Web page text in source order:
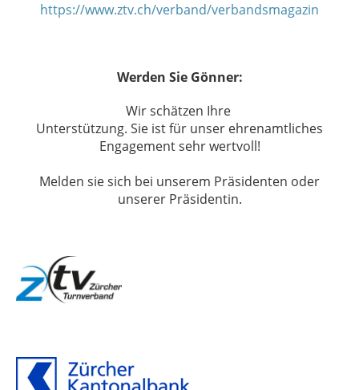
https://www.ztv.ch/verband/verbandsmagazin
Werden Sie Gönner:
Wir schätzen Ihre
Unterstützung. Sie ist für unser ehrenamtliches
Engagement sehr wertvoll!
Melden sie sich bei unserem Präsidenten oder
unserer Präsidentin.